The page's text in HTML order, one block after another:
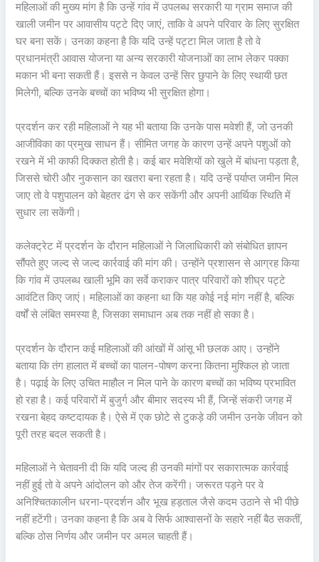
महिलाओं की मुख्य मांग है कि उन्हें गांव में उपलब्ध सरकारी या ग्राम समाज की
खाली जमीन पर आवासीय पट्टे दिए जाएं, ताकि वे अपने परिवार के लिए सुरक्षित
घर बना सकें। उनका कहना है कि यदि उन्हें पट्टा मिल जाता है तो वे
प्रधानमंत्री आवास योजना या अन्य सरकारी योजनाओं का लाभ लेकर पक्का
मकान भी बना सकती हैं। इससे न केवल उन्हें सिर छुपाने के लिए स्थायी छत
मिलेगी, बल्कि उनके बच्चों का भविष्य भी सुरक्षित होगा।
प्रदर्शन कर रही महिलाओं ने यह भी बताया कि उनके पास मवेशी हैं, जो उनकी
आजीविका का प्रमुख साधन हैं। सीमित जगह के कारण उन्हें अपने पशुओं को
रखने में भी काफी दिक्कत होती है। कई बार मवेशियों को खुले में बांधना पड़ता है,
जिससे चोरी और नुकसान का खतरा बना रहता है। यदि उन्हें पर्याप्त जमीन मिल
जाए तो वे पशुपालन को बेहतर ढंग से कर सकेंगी और अपनी आर्थिक स्थिति में
सुधार ला सकेंगी।
कलेक्ट्रेट में प्रदर्शन के दौरान महिलाओं ने जिलाधिकारी को संबोधित ज्ञापन
सौंपते हुए जल्द से जल्द कार्रवाई की मांग की। उन्होंने प्रशासन से आग्रह किया
कि गांव में उपलब्ध खाली भूमि का सर्वे कराकर पात्र परिवारों को शीघ्र पट्टे
आवंटित किए जाएं। महिलाओं का कहना था कि यह कोई नई मांग नहीं है, बल्कि
वर्षों से लंबित समस्या है, जिसका समाधान अब तक नहीं हो सका है।
प्रदर्शन के दौरान कई महिलाओं की आंखों में आंसू भी छलक आए। उन्होंने
बताया कि तंग हालात में बच्चों का पालन-पोषण करना कितना मुश्किल हो जाता
है। पढ़ाई के लिए उचित माहौल न मिल पाने के कारण बच्चों का भविष्य प्रभावित
हो रहा है। कई परिवारों में बुजुर्ग और बीमार सदस्य भी हैं, जिन्हें संकरी जगह में
रखना बेहद कष्टदायक है। ऐसे में एक छोटे से टुकड़े की जमीन उनके जीवन को
पूरी तरह बदल सकती है।
महिलाओं ने चेतावनी दी कि यदि जल्द ही उनकी मांगों पर सकारात्मक कार्रवाई
नहीं हुई तो वे अपने आंदोलन को और तेज करेंगी। जरूरत पड़ने पर वे
अनिश्चितकालीन धरना-प्रदर्शन और भूख हड़ताल जैसे कदम उठाने से भी पीछे
नहीं हटेंगी। उनका कहना है कि अब वे सिर्फ आश्वासनों के सहारे नहीं बैठ सकतीं,
बल्कि ठोस निर्णय और जमीन पर अमल चाहती हैं।